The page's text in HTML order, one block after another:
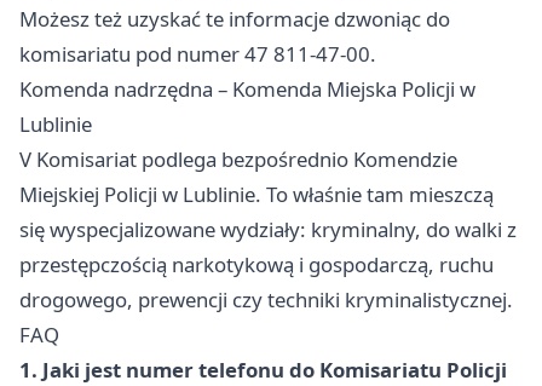
Możesz też uzyskać te informacje dzwoniąc do
komisariatu pod numer 47 811-47-00.
Komenda nadrzędna – Komenda Miejska Policji w
Lublinie
V Komisariat podlega bezpośrednio Komendzie
Miejskiej Policji w Lublinie. To właśnie tam mieszczą
się wyspecjalizowane wydziały: kryminalny, do walki z
przestępczością narkotykową i gospodarczą, ruchu
drogowego, prewencji czy techniki kryminalistycznej.
FAQ
1. Jaki jest numer telefonu do Komisariatu Policji